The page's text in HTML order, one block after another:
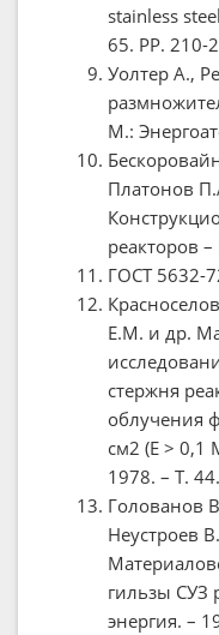
stainless
65. PP. 210-
Уолтер А.,
М.:
Платонов
реакторов
ГОСТ 5632-
Е.М. и др.
стержня
облучения
см2 (Е > 0,1
1978. – Т.
Голованов
Неустроев
гильзы СУЗ
энергия. –